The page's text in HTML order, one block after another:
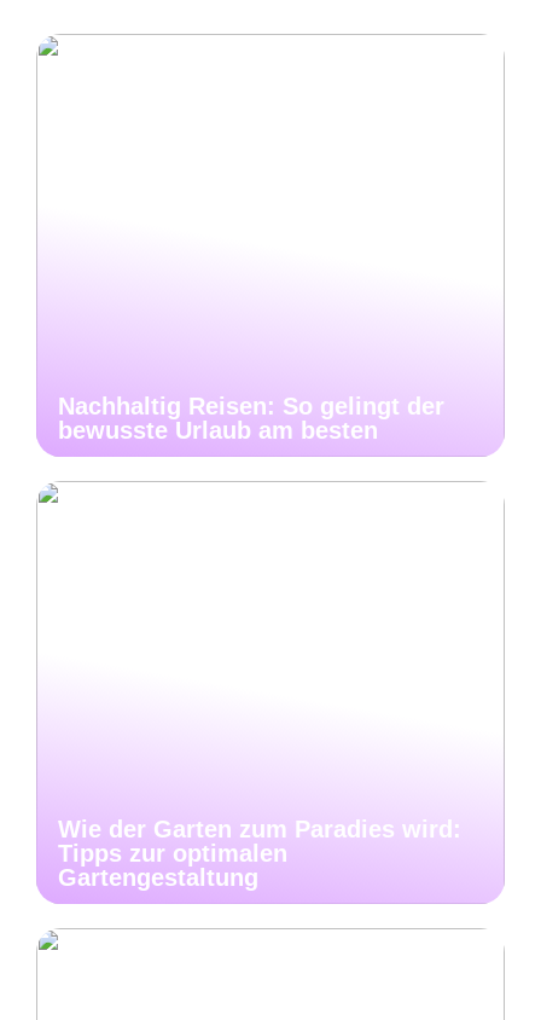
Nachhaltig Reisen: So gelingt der
bewusste Urlaub am besten
Wie der Garten zum Paradies wird:
Tipps zur optimalen
Gartengestaltung